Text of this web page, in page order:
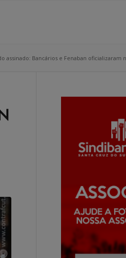
assinado: Bancários e Fenaban oficializaram